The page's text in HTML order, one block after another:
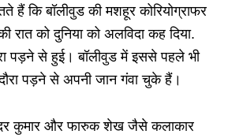
हैं कि बॉलीवुड की मशहूर कोरियोग्राफर
रात को दुनिया को अलविदा कह दिया.
पड़ने से हुई। बॉलीवुड में इससे पहले भी
पड़ने से अपनी जान गंवा चुके हैं।
कुमार और फारुक शेख जैसे कलाकार